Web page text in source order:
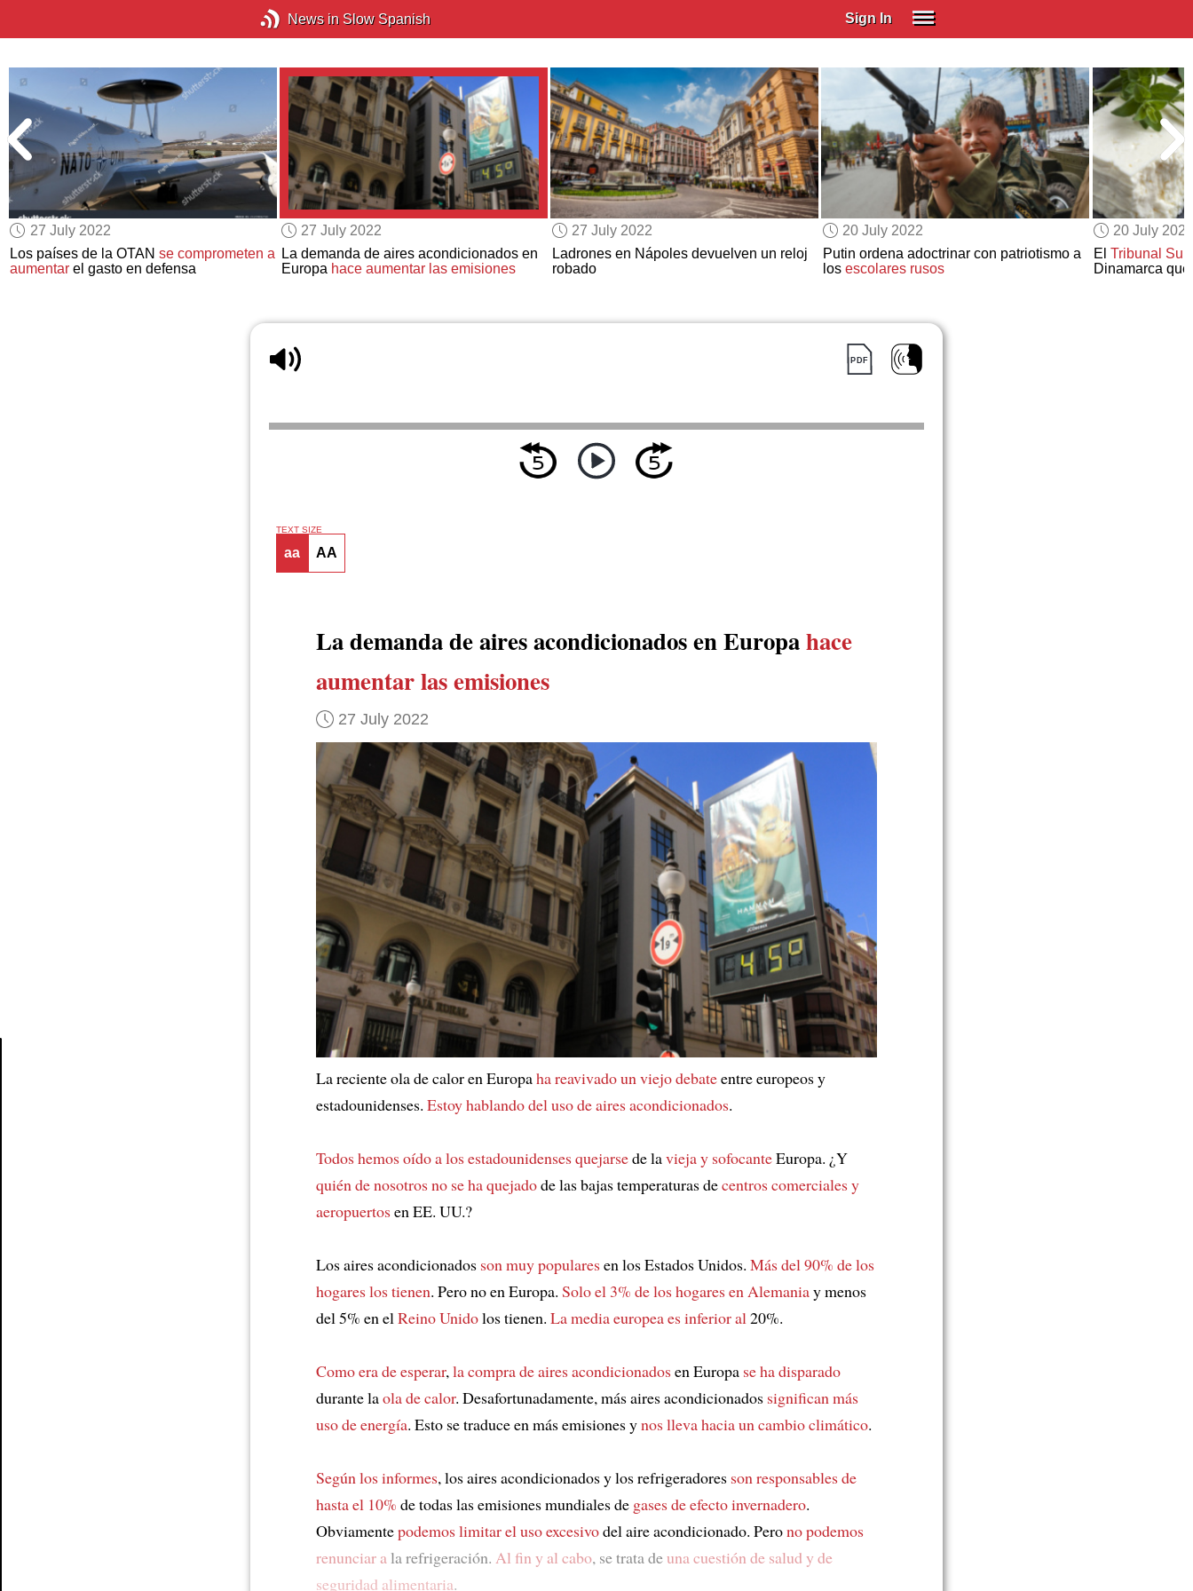
News in Slow Spanish Sign In
Spanish (Spain)
Spanish (Latino)
SUBSCRIBE
EDUCATIONAL LICENSES
GIFT CARDS
OTHER LANGUAGES
27 July 2022
Los países de la OTANse comprometen a
aumentar el gasto en defensa
27 July 2022
La demanda de aires acondicionados en
Europa hace aumentar las emisiones
27 July 2022
Ladrones en Nápoles devuelven un reloj
robado
20 July 2022
Putin ordena adoctrinar con patriotismo a
los escolares rusos
20 July
ElTribunal
Dinamarca
TEXT SIZE
aa AA
La demanda de aires acondicionados en Europahace
aumentar las emisiones
27 July 2022
La reciente ola de calor en Europaha reavivado un viejo debateentre europeos y
estadounidenses. Estoy hablando del uso de aires acondicionados.
Todos hemos oído a los estadounidenses quejarsede lavieja y sofocanteEuropa. ¿Y
quién de nosotros no se ha quejadode las bajas temperaturas decentros comerciales y
aeropuertosen EE. UU.?
Los aires acondicionados son muy popularesen los Estados Unidos. Más del 90% de los
hogares los tienen. Pero no en Europa. Solo el 3% de los hogares en Alemaniay menos
del 5% en el Reino Unidolos tienen. La media europea es inferior al 20%.
Como era de esperar, la compra de aires acondicionadosen Europa se ha disparado
durante laola de calor. Desafortunadamente, más aires acondicionados significan más
uso de energía. Esto se traduce en más emisiones ynos lleva hacia un cambio climático.
Según los informes, los aires acondicionados y los refrigeradores son responsables de
hasta el 10% de todas las emisiones mundiales de gases de efecto invernadero.
Obviamentepodemos limitar el uso excesivodel aire acondicionado. Perono podemos
renunciar a la refrigeración. Al fin y al cabo, se trata deuna cuestión de salud y de
seguridad alimentaria.